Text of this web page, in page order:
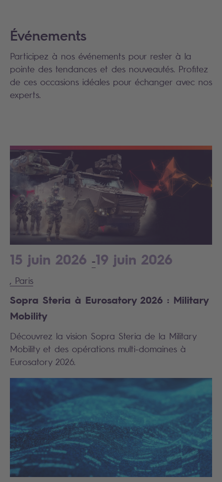
Événements
Participez à nos événements pour rester à la
pointe des tendances et des nouveautés. Profitez
de ces occasions idéales pour échanger avec nos
experts.
15 juin 2026 -19 juin 2026
, Paris
Sopra Steria à Eurosatory 2026 : Military
Mobility
Découvrez la vision Sopra Steria de la Military
Mobility et des opérations multi-domaines à
Eurosatory 2026.